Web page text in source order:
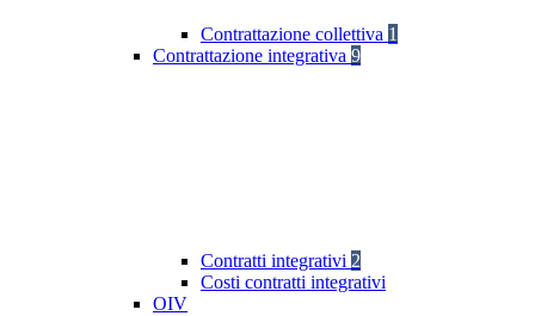
Contrattazione collettiva 1
Contrattazione integrativa 9
Contratti integrativi 2
Costi contratti integrativi
OIV